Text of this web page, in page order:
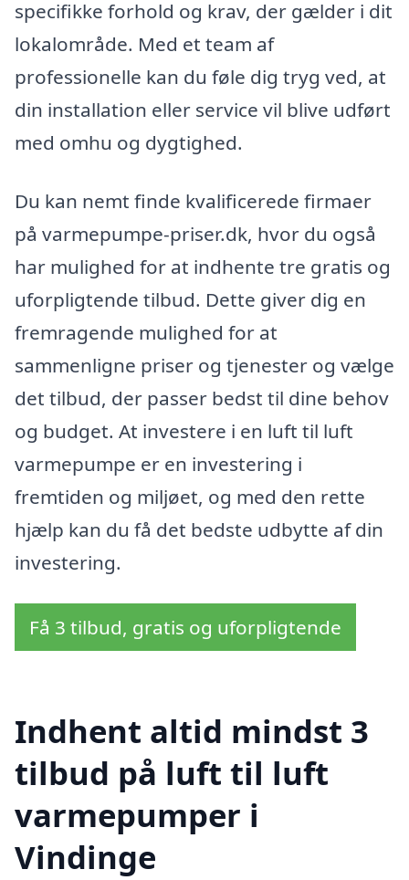
specifikke forhold og krav, der gælder i dit
lokalområde. Med et team af
professionelle kan du føle dig tryg ved, at
din installation eller service vil blive udført
med omhu og dygtighed.
Du kan nemt finde kvalificerede firmaer
på varmepumpe-priser.dk, hvor du også
har mulighed for at indhente tre gratis og
uforpligtende tilbud. Dette giver dig en
fremragende mulighed for at
sammenligne priser og tjenester og vælge
det tilbud, der passer bedst til dine behov
og budget. At investere i en luft til luft
varmepumpe er en investering i
fremtiden og miljøet, og med den rette
hjælp kan du få det bedste udbytte af din
investering.
Få 3 tilbud, gratis og uforpligtende
Indhent altid mindst 3
tilbud på luft til luft
varmepumper i
Vindinge